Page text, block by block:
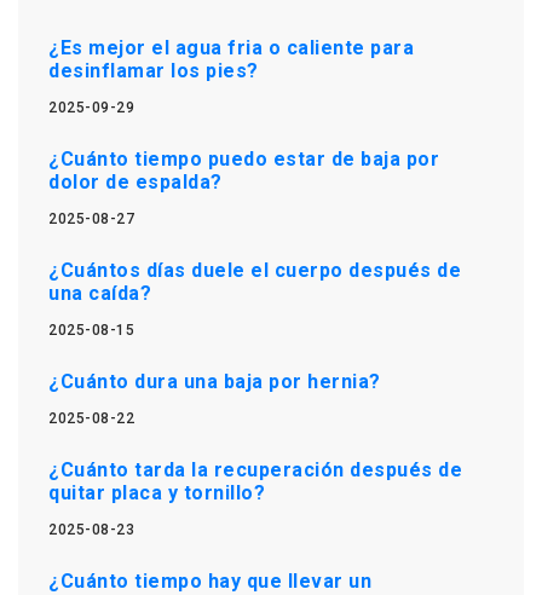
¿Es mejor el agua fria o caliente para
desinflamar los pies?
2025-09-29
¿Cuánto tiempo puedo estar de baja por
dolor de espalda?
2025-08-27
¿Cuántos días duele el cuerpo después de
una caída?
2025-08-15
¿Cuánto dura una baja por hernia?
2025-08-22
¿Cuánto tarda la recuperación después de
quitar placa y tornillo?
2025-08-23
¿Cuánto tiempo hay que llevar un